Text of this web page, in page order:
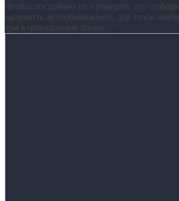
Чтобы постоянно не проверять эту
включить автообновление, для этого
три вертикальные точки.